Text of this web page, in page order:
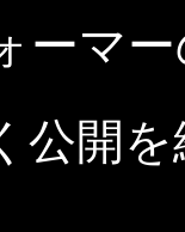
マー
公開